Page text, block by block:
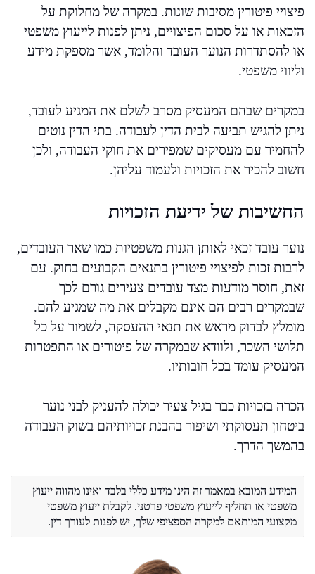
פיצויי פיטורין מסיבות שונות. במקרה של מחלוקת על
הזכאות או על סכום הפיצויים, ניתן לפנות לייעוץ משפטי
או להסתדרות הנוער העובד והלומד, אשר מספקת מידע
וליווי משפטי.
במקרים שבהם המעסיק מסרב לשלם את המגיע לעובד,
ניתן להגיש תביעה לבית הדין לעבודה. בתי הדין נוטים
להחמיר עם מעסיקים שמפירים את חוקי העבודה, ולכן
חשוב להכיר את הזכויות ולעמוד עליהן.
החשיבות של ידיעת הזכויות
נוער עובד זכאי לאותן הגנות משפטיות כמו שאר העובדים,
לרבות זכות לפיצויי פיטורין בתנאים הקבועים בחוק. עם
זאת, חוסר מודעות מצד עובדים צעירים גורם לכך
שבמקרים רבים הם אינם מקבלים את מה שמגיע להם.
מומלץ לבדוק מראש את תנאי ההעסקה, לשמור על כל
תלושי השכר, ולוודא שבמקרה של פיטורים או התפטרות
המעסיק עומד בכל חובותיו.
הכרה בזכויות כבר בגיל צעיר יכולה להעניק לבני נוער
ביטחון תעסוקתי ושיפור בהבנת זכויותיהם בשוק העבודה
בהמשך הדרך.
המידע המובא במאמר זה הינו מידע כללי בלבד ואינו מהווה ייעוץ
משפטי או תחליף לייעוץ משפטי פרטני. לקבלת ייעוץ משפטי
מקצועי המותאם למקרה הספציפי שלך, יש לפנות לעורך דין.